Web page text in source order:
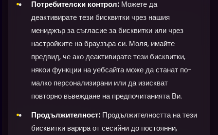
Потребителски контрол: Можете да
деактивирате тези бисквитки чрез нашия
мениджър за съгласие за бисквитки или чрез
настройките на браузъра си. Моля, имайте
предвид, че ако деактивирате тези бисквитки,
някои функции на уебсайта може да станат по-
малко персонализирани или да изискват
повторно въвеждане на предпочитанията Ви.
Продължителност: Продължителността на тези
бисквитки варира от сесийни до постоянни,